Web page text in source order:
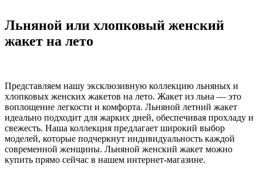
Льняной или хлопковый женский
жакет на лето
Представляем нашу эксклюзивную коллекцию льняных и
хлопковых женских жакетов на лето. Жакет из льна — это
воплощение легкости и комфорта. Льняной летний жакет
идеально подходит для жарких дней, обеспечивая прохладу и
свежесть. Наша коллекция предлагает широкий выбор
моделей, которые подчеркнут индивидуальность каждой
современной женщины. Льняной женский жакет можно
купить прямо сейчас в нашем интернет-магазине.